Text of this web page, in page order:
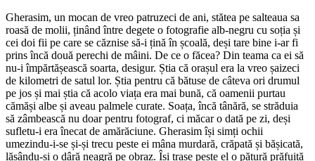
Gherasim, un mocan de vreo patruzeci de ani, stătea pe salteaua sa
roasă de molii, ținând între degete o fotografie alb-negru cu soția și
cei doi fii pe care se căznise să-i țină în școală, deși tare bine i-ar fi
prins încă două perechi de mâini. De ce o făcea? Din teama ca ei să
nu-i împărtășească soarta, desigur. Știa că orașul era la vreo șaizeci
de kilometri de satul lor. Știa pentru că bătuse de câteva ori drumul
pe jos și mai știa că acolo viața era mai bună, că oamenii purtau
cămăși albe și aveau palmele curate. Soața, încă tânără, se străduia
să zâmbească nu doar pentru fotograf, ci măcar o dată pe zi, deși
sufletu-i era înecat de amărăciune. Gherasim își simți ochii
umezindu-i-se și-și trecu peste ei mâna murdară, crăpată și bășicată,
lăsându-și o dâră neagră pe obraz. Își trase peste el o pătură prăfuită